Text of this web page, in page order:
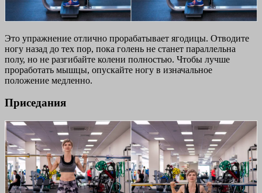
Это упражнение отлично прорабатывает ягодицы. Отводите
ногу назад до тех пор, пока голень не станет параллельна
полу, но не разгибайте колени полностью. Чтобы лучше
проработать мышцы, опускайте ногу в изначальное
положение медленно.
Приседания